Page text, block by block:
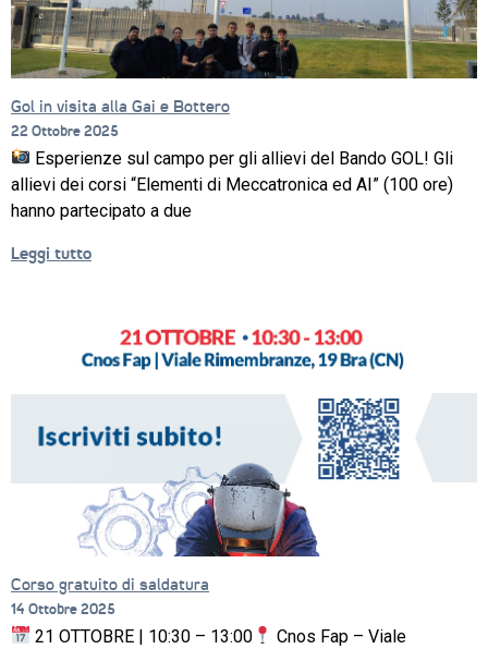
Gol in visita alla Gai e Bottero
22 Ottobre 2025
Esperienze sul campo per gli allievi del Bando GOL! Gli
allievi dei corsi “Elementi di Meccatronica ed AI” (100 ore)
hanno partecipato a due
Leggi tutto
Corso gratuito di saldatura
14 Ottobre 2025
21 OTTOBRE | 10:30 – 13:00
Cnos Fap – Viale